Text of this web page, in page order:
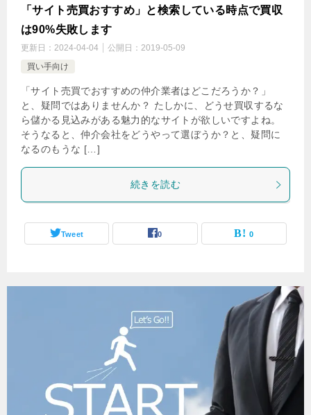
「サイト売買おすすめ」と検索している時点で買収
は90%失敗します
更新日： 2024-04-04 公開日： 2019-05-09
買い手向け
「サイト売買でおすすめの仲介業者はどこだろうか？」
と、疑問ではありませんか？ たしかに、どうせ買収するな
ら儲かる見込みがある魅力的なサイトが欲しいですよね。
そうなると、仲介会社をどうやって選ぼうか？と、疑問に
なるのもうな […]
続きを読む
Tweet 0 0